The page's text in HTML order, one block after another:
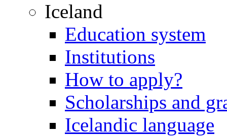
Iceland
Education system
Institutions
How to apply?
Scholarships and
Icelandic language